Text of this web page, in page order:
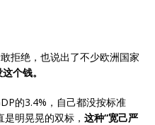
拒绝，也说出了不少欧洲国家
个钱。
的3.4%，自己都没按标准
明晃晃的双标， 这种“宽己严